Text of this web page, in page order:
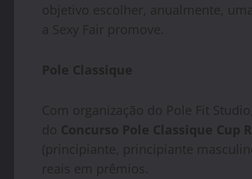
objetivo escolher, anualmente,
a Sexy Fair promove.
Pole Classique
Com organização do Pole Fit
do Concurso Pole Classique Cup
(principiante, principiante
reais em prêmios.